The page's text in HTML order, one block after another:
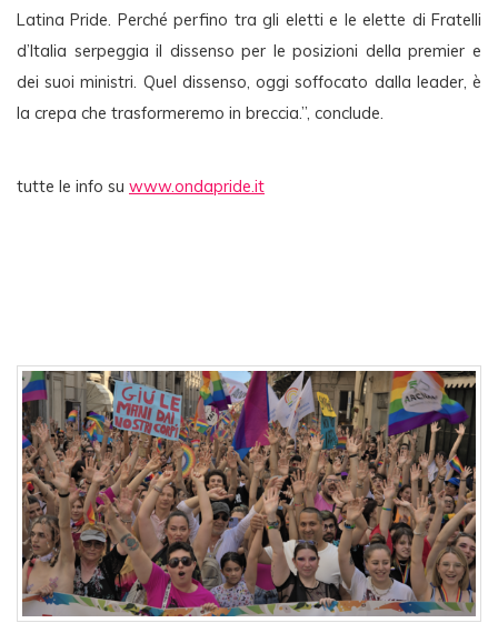
Latina Pride. Perché perfino tra gli eletti e le elette di Fratelli
d’Italia serpeggia il dissenso per le posizioni della premier e
dei suoi ministri. Quel dissenso, oggi soffocato dalla leader, è
la crepa che trasformeremo in breccia.”, conclude.
tutte le info su www.ondapride.it